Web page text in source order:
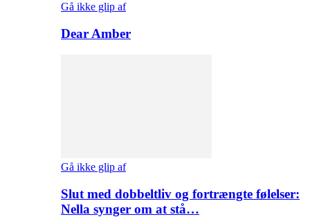
Gå ikke glip af
Dear Amber
Gå ikke glip af
Slut med dobbeltliv og fortrængte følelser:
Nella synger om at stå…